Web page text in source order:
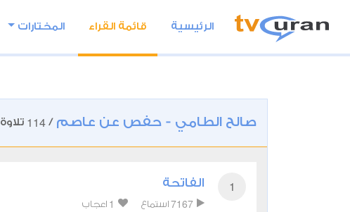
الرئيسية قائمة القراء المختارات
صالح الطامي - حفص عن عاصم /
114 تلاوة
1 الفاتحة
7167 استماع 1 اعجاب